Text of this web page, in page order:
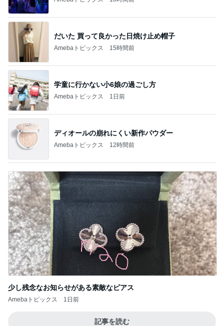
だいた 買って良かった日焼け止め帽子
Amebaトピックス 15時間前
学童に行かない小6娘の過ごし方
Amebaトピックス 1日前
ディオールの崩れにくい新作パウダー
Amebaトピックス 12時間前
少し残念なお知らせがある素敵なピアス
Amebaトピックス 1日前
記事を読む